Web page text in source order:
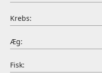
Krebs:
Æg:
Fisk: